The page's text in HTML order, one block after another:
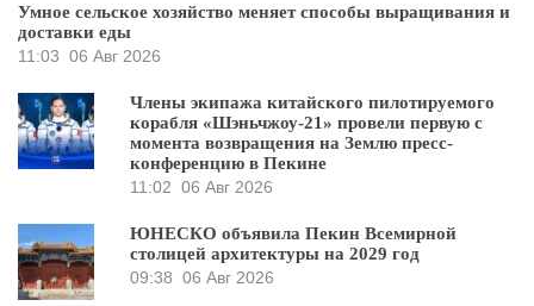
Умное сельское хозяйство меняет способы выращивания и
доставки еды
11:03 06 Авг 2026
Члены экипажа китайского пилотируемого
корабля «Шэньчжоу-21» провели первую с
момента возвращения на Землю пресс-
конференцию в Пекине
11:02 06 Авг 2026
ЮНЕСКО объявила Пекин Всемирной
столицей архитектуры на 2029 год
09:38 06 Авг 2026